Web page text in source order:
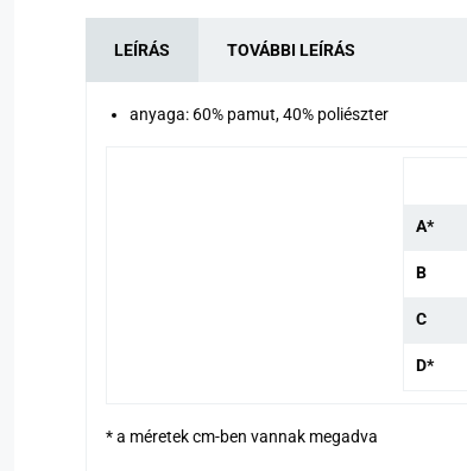
LEÍRÁS TOVÁBBI LEÍRÁS
anyaga: 60% pamut, 40% poliészter
A*
B
C
D*
* a méretek cm-ben vannak megadva